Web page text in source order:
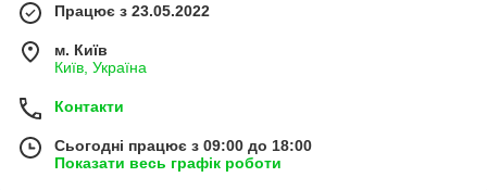
Працює з 23.05.2022
м. Київ
Київ, Україна
Контакти
Сьогодні працює з 09:00 до 18:00
Показати весь графік роботи